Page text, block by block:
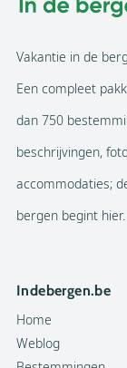
Vakantie in de
Een compleet
dan 750
beschrijvingen,
accommodaties;
bergen begint hier.
Indebergen.be
Home
Weblog